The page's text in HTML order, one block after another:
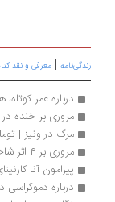
|معرفی و نقد کتاب|
درباره عمر کوتاه، هنر
مروری بر خنده در
مرگ در ونیز | توماس مان
مروری بر ۴ اثر شاخص جولیان بارنز
پیرامون آنا کارنینای
درباره دموکراسی در